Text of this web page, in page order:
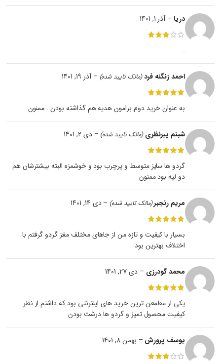
دریا – آذر 1, 1401
‌.
احمد زنگنه فرد(مالک تایید شده) – آذر 19, 1401
به عنوان خرید دوم برامون هدیه هم گذاشته بودن . ممنون
شبنم پیرنظری(مالک تایید شده) – دی 2, 1401
گردو ها سایز متوسط و پرچرب بود و خوشمزه البته بیشترشان هم
دو لپه بود ممنون
مریم رنجبر(مالک تایید شده) – دی 14, 1401
بسیار با کیفیت و تازه من از جاهای مختلف مغز گردو گرفتم با
اختلاف بهترین بود
محمد گودرزی – دی 27, 1401
یکی از مطمعن ترین خرید های اینترنتی بود که داشتم از نظر
کیفیت محصول تمیز و گردو ها درشت بودن
یوسف پرورش – بهمن 8, 1401